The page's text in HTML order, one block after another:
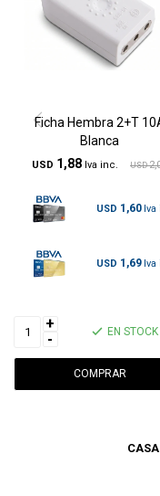
Ficha Hembra 2+T
Blanca
USD 1,88 USD
USD 1,60
USD 1,69
+
-
EN STOCK